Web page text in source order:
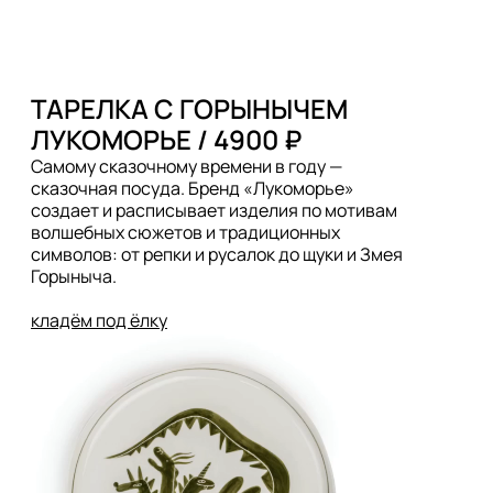
ТАРЕЛКА С ГОРЫНЫЧЕМ
Самому сказочному времени в году —
сказочная посуда. Бренд «Лукоморье»
создает и расписывает изделия по мотивам
волшебных сюжетов и традиционных
символов: от репки и русалок до щуки и Змея
Горыныча.
кладём под ёлку